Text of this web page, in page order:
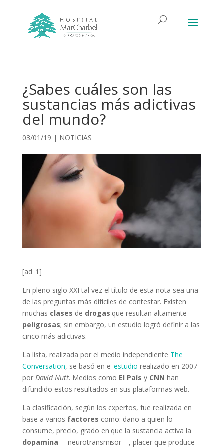
¿Sabes cuáles son las
sustancias más adictivas
del mundo?
03/01/19 | NOTICIAS
[ad_1]
En pleno siglo XXI tal vez el título de esta nota sea una
de las preguntas más difíciles de contestar. Existen
muchas clases de drogas que resultan altamente
peligrosas; sin embargo, un estudio logró definir a las
cinco más adictivas.
La lista, realizada por el medio independiente The
Conversation, se basó en el estudio realizado en 2007
por David Nutt. Medios como El País y CNN han
difundido estos resultados en sus plataformas web.
La clasificación, según los expertos, fue realizada en
base a varios factores como: daño a quien lo
consume, precio, grado en que la sustancia activa la
dopamina —neurotransmisor—, placer que produce